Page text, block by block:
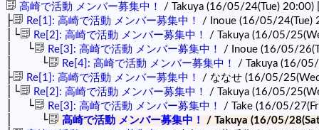
高崎で活動 メンバー募集中！ / Takuya (16/05/24(Tue) 20:00)
├ Re[1]: 高崎で活動 メンバー募集中！ / Inoue (16/05/24(Tue)
│└ Re[2]: 高崎で活動 メンバー募集中！ / Takuya (16/05/
│ └ Re[3]: 高崎で活動 メンバー募集中！ / Inoue (16/05/
│ └ Re[4]: 高崎で活動 メンバー募集中！ / Takuya (16/
├ Re[1]: 高崎で活動 メンバー募集中！ / ななせ (16/05/
│└ Re[2]: 高崎で活動 メンバー募集中！ / Takuya (16/05/
│ └ Re[3]: 高崎で活動 メンバー募集中！ / Take (16/05/
│ └ 高崎で活動 メンバー募集中！ / Takuya (16/05/